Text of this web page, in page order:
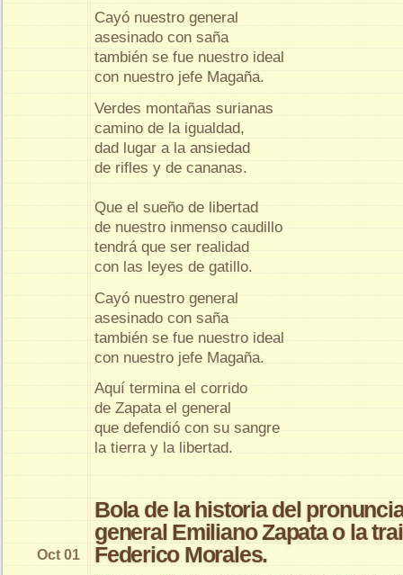
Cayó nuestro general
asesinado con saña
también se fue nuestro ideal
con nuestro jefe Magaña.
Verdes montañas surianas
camino de la igualdad,
dad lugar a la ansiedad
de rifles y de cananas.
Que el sueño de libertad
de nuestro inmenso caudillo
tendrá que ser realidad
con las leyes de gatillo.
Cayó nuestro general
asesinado con saña
también se fue nuestro ideal
con nuestro jefe Magaña.
Aquí termina el corrido
de Zapata el general
que defendió con su sangre
la tierra y la libertad.
Bola de la historia del
general Emiliano Zapata o la
Federico Morales.
Oct 01